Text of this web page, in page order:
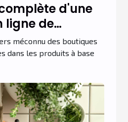
d'une
ligne de
de CBD
méconnu des boutiques
dans les produits à base